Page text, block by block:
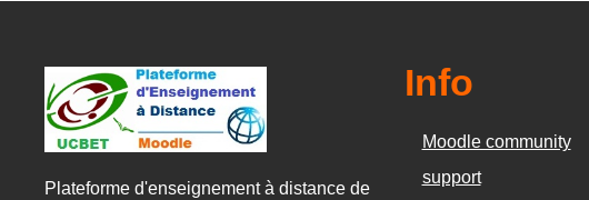
Plateforme d'enseignement à distance de
Info
Moodle community
support